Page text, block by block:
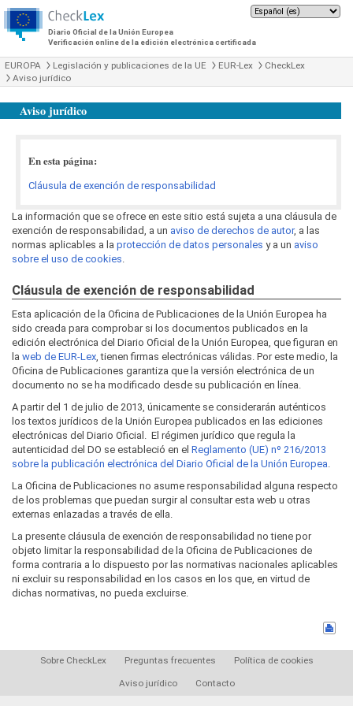
Diario Oficial de la Unión Europea
Verificación online de la edición electrónica certificada
EUROPA Legislación y publicaciones de la UE EUR-Lex
CheckLex
Aviso jurídico
Aviso jurídico
En esta página:
Cláusula de exención de responsabilidad
La información que se ofrece en este sitio está sujeta a una cláusula de
exención de responsabilidad, a un aviso de derechos de autor, a las
normas aplicables a la protección de datos personales y a un aviso
sobre el uso de cookies.
Cláusula de exención de responsabilidad
Esta aplicación de la Oficina de Publicaciones de la Unión Europea ha
sido creada para comprobar si los documentos publicados en la
edición electrónica del Diario Oficial de la Unión Europea, que figuran en
la web de EUR-Lex, tienen firmas electrónicas válidas. Por este medio, la
Oficina de Publicaciones garantiza que la versión electrónica de un
documento no se ha modificado desde su publicación en línea.
A partir del 1 de julio de 2013, únicamente se considerarán auténticos
los textos jurídicos de la Unión Europea publicados en las ediciones
electrónicas del Diario Oficial. El régimen jurídico que regula la
autenticidad del DO se estableció en el Reglamento (UE) nº 216/2013
sobre la publicación electrónica del Diario Oficial de la Unión Europea.
La Oficina de Publicaciones no asume responsabilidad alguna respecto
de los problemas que puedan surgir al consultar esta web u otras
externas enlazadas a través de ella.
La presente cláusula de exención de responsabilidad no tiene por
objeto limitar la responsabilidad de la Oficina de Publicaciones de
forma contraria a lo dispuesto por las normativas nacionales aplicables
ni excluir su responsabilidad en los casos en los que, en virtud de
dichas normativas, no pueda excluirse.
Sobre CheckLex Preguntas frecuentes Política de cookies
Aviso jurídico Contacto